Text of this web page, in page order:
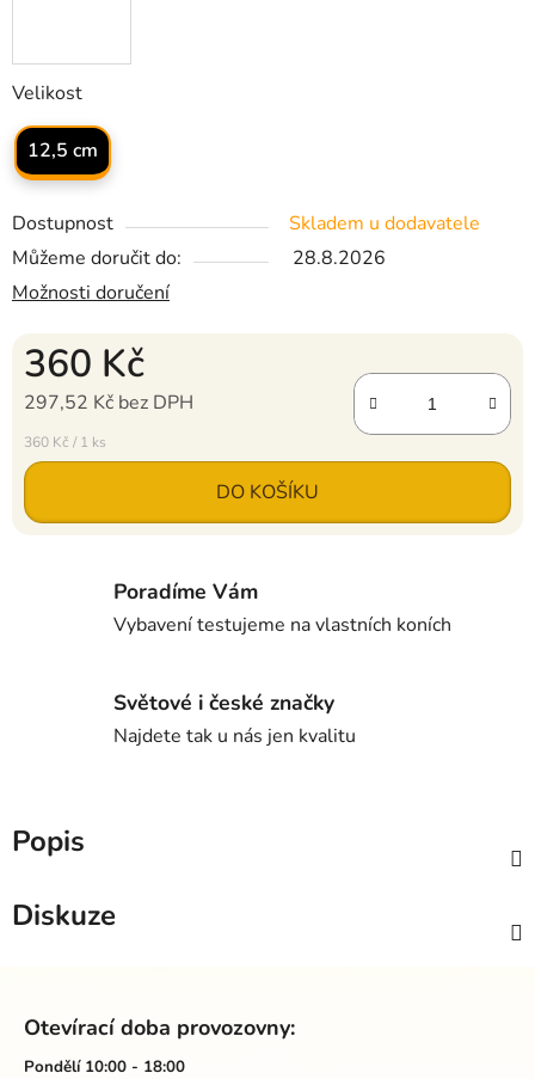
Velikost
12,5 cm
Dostupnost
Skladem u dodavatele
Můžeme doručit do:
28.8.2026
Možnosti doručení
360 Kč
297,52 Kč bez DPH
Měrná cena:
360 Kč / 1 ks
DO KOŠÍKU
Poradíme Vám
Vybavení testujeme na vlastních koních
Světové i české značky
Najdete tak u nás jen kvalitu
Popis
Diskuze
Otevírací doba provozovny:
Pondělí 10:00 - 18:00